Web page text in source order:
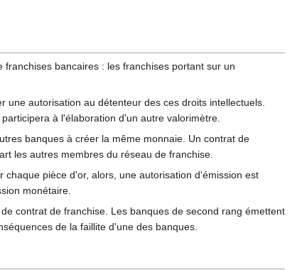
bancaires : les franchises portant sur un
autorisation au détenteur des ces droits intellectuels.
à l'élaboration d'un autre valorimètre.
banques à créer la même monnaie. Un contrat de
les autres membres du réseau de franchise.
pièce d'or, alors, une autorisation d'émission est
monétaire.
contrat de franchise. Les banques de second rang émettent
de la faillite d'une des banques.